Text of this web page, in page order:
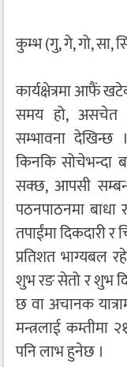
कुम्भ (गु, गे, गो, सा,
कार्यक्षेत्रमा आफैं
समय हो, असचेत
सम्भावना देखिन्छ
किनकि सोचेभन्दा
सक्छ, आपसी
पठनपाठनमा बाधा
तपाईंमा दिकदारी
प्रतिशत भाग्यबल
शुभ रङ सेतो र शुभ
छ वा अचानक
मन्त्रलाई कम्तीमा
पनि लाभ हुनेछ ।